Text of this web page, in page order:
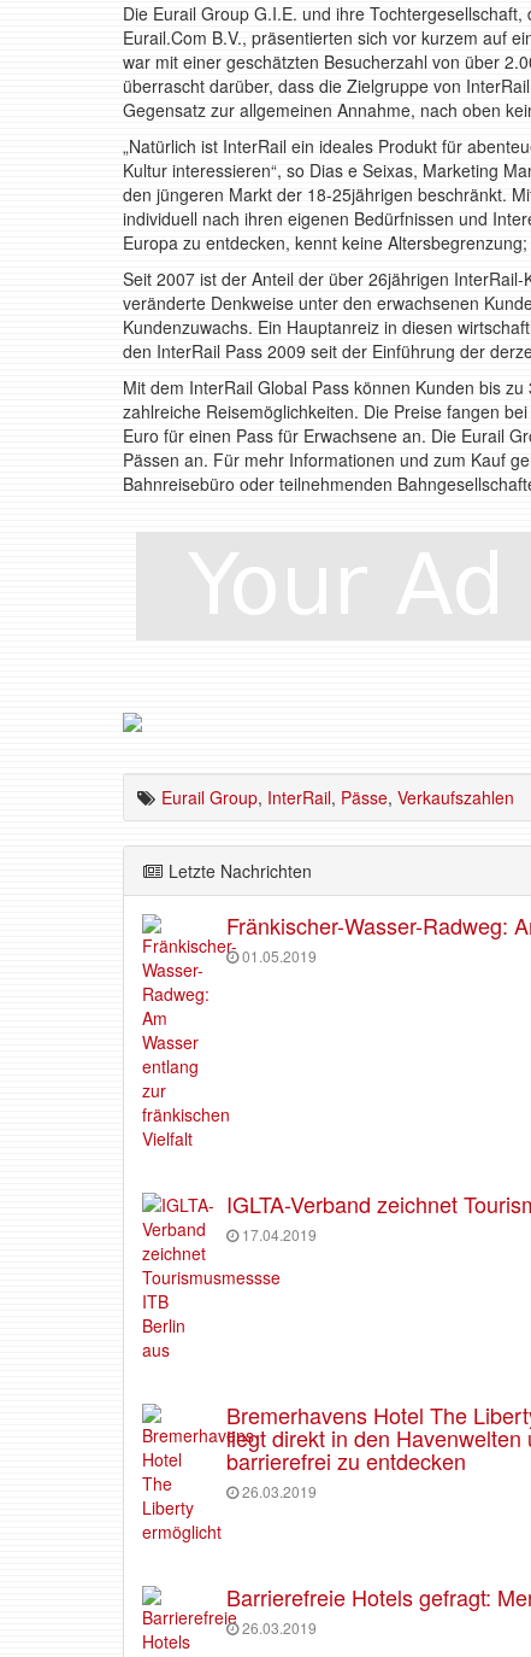
Die Eurail Group G.I.E. und ihre
Eurail.Com B.V., präsentierten sich vor kurzem auf
war mit einer geschätzten Besucherzahl von über
überrascht darüber, dass die Zielgruppe von
Gegensatz zur allgemeinen Annahme, nach oben
„Natürlich ist InterRail ein ideales Produkt für
Kultur interessieren“, so Dias e Seixas, Marketing
den jüngeren Markt der 18-25jährigen beschränkt.
individuell nach ihren eigenen Bedürfnissen und
Europa zu entdecken, kennt keine
Seit 2007 ist der Anteil der über 26jährigen
veränderte Denkweise unter den erwachsenen
Kundenzuwachs. Ein Hauptanreiz in diesen
den InterRail Pass 2009 seit der Einführung der
Mit dem InterRail Global Pass können Kunden bis
zahlreiche Reisemöglichkeiten. Die Preise fangen
Euro für einen Pass für Erwachsene an. Die Eurail
Pässen an. Für mehr Informationen und zum Kauf
Bahnreisebüro oder teilnehmenden
Eurail Group, InterRail, Pässe, Verkaufszahlen
Letzte Nachrichten
Fränkischer-Wasser-Radweg:
01.05.2019
IGLTA-Verband zeichnet
17.04.2019
Bremerhavens Hotel The
liegt direkt in den
barrierefrei zu entdecken
26.03.2019
Barrierefreie Hotels gefragt:
26.03.2019